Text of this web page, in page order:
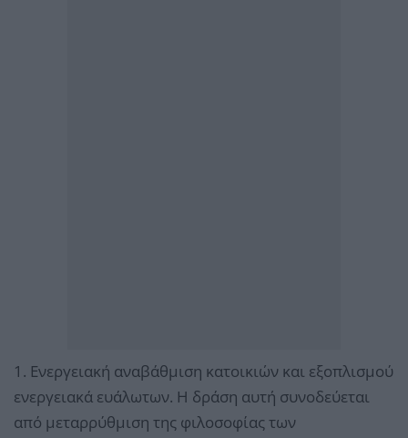
1. Ενεργειακή αναβάθµιση κατοικιών και εξοπλισµού
ενεργειακά ευάλωτων. Η δράση αυτή συνοδεύεται
από μεταρρύθµιση της φιλοσοφίας των